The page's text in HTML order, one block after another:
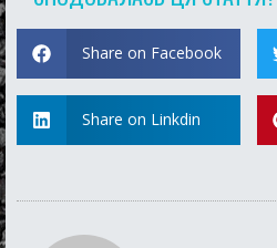
Share on Facebook
Share on Linkdin